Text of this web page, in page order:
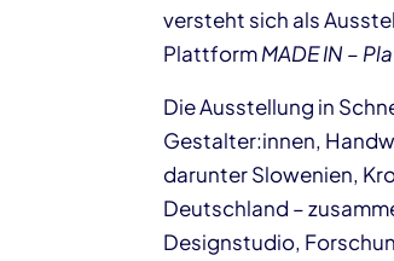
versteht sich als
PlattformMADE IN –
Die Ausstellung in
Gestalter:innen,
darunter Slowenien,
Deutschland –
Designstudio,